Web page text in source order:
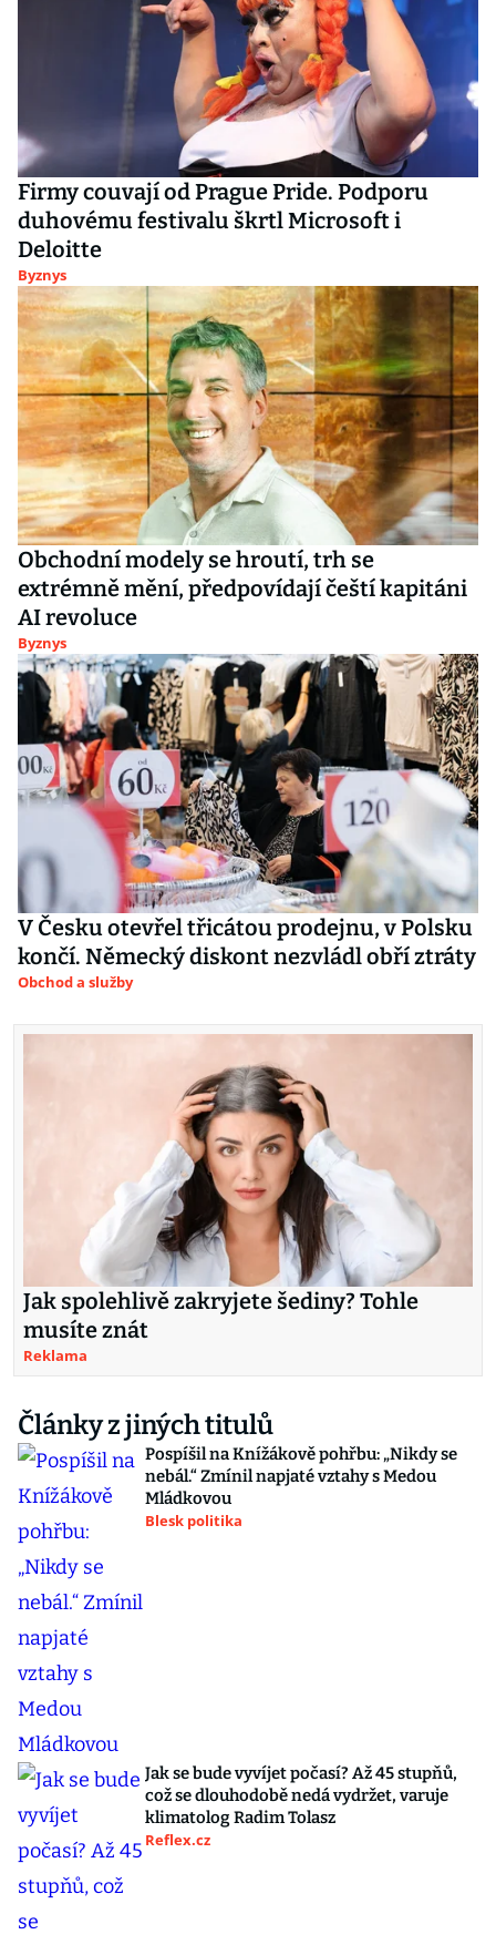
Firmy couvají od Prague Pride. Podporu
duhovému festivalu škrtl Microsoft i
Deloitte
Byznys
Obchodní modely se hroutí, trh se
extrémně mění, předpovídají čeští kapitáni
AI revoluce
Byznys
V Česku otevřel třicátou prodejnu, v Polsku
končí. Německý diskont nezvládl obří ztráty
Obchod a služby
Jak spolehlivě zakryjete šediny? Tohle
musíte znát
Reklama
Články z jiných titulů
Pospíšil na Knížákově pohřbu: „Nikdy se
nebál.“ Zmínil napjaté vztahy s Medou
Mládkovou
Blesk politika
Jak se bude vyvíjet počasí? Až 45 stupňů,
což se dlouhodobě nedá vydržet, varuje
klimatolog Radim Tolasz
Reflex.cz